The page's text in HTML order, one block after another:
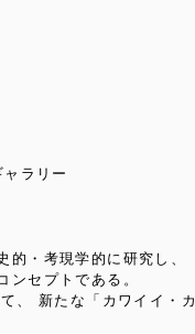
ラリー
的・考現学的に研究し、
ンセプトである。
、 新たな「カワイイ・カ